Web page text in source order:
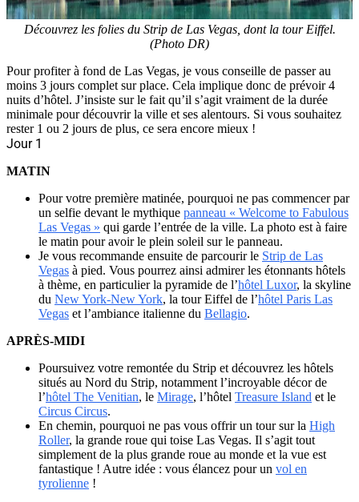
Découvrez les folies du Strip de Las Vegas, dont la tour Eiffel.
(Photo DR)
Pour profiter à fond de Las Vegas, je vous conseille de passer au
moins 3 jours complet sur place. Cela implique donc de prévoir 4
nuits d’hôtel. J’insiste sur le fait qu’il s’agit vraiment de la durée
minimale pour découvrir la ville et ses alentours. Si vous souhaitez
rester 1 ou 2 jours de plus, ce sera encore mieux !
Jour 1
MATIN
Pour votre première matinée, pourquoi ne pas commencer par
un selfie devant le mythique panneau « Welcome to Fabulous
Las Vegas » qui garde l’entrée de la ville. La photo est à faire
le matin pour avoir le plein soleil sur le panneau.
Je vous recommande ensuite de parcourir le Strip de Las
Vegas à pied. Vous pourrez ainsi admirer les étonnants hôtels
à thème, en particulier la pyramide de l’hôtel Luxor, la skyline
du New York-New York, la tour Eiffel de l’hôtel Paris Las
Vegas et l’ambiance italienne du Bellagio.
APRÈS-MIDI
Poursuivez votre remontée du Strip et découvrez les hôtels
situés au Nord du Strip, notamment l’incroyable décor de
l’hôtel The Venitian, le Mirage, l’hôtel Treasure Island et le
Circus Circus.
En chemin, pourquoi ne pas vous offrir un tour sur la High
Roller, la grande roue qui toise Las Vegas. Il s’agit tout
simplement de la plus grande roue au monde et la vue est
fantastique ! Autre idée : vous élancez pour un vol en
tyrolienne !